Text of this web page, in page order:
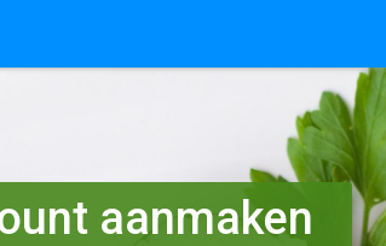
aanmaken